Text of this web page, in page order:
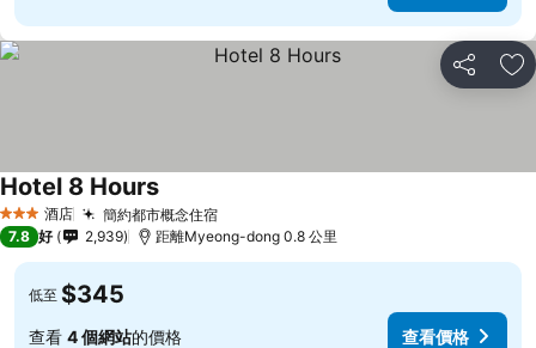
分享 放
3 星級 酒店 簡約都市概念住宿
Hotel 8 Hours
7.8 好 2,939 距離Myeong-dong 0.8 公里
低至 $345
查看 4 個網站的價格 查看價格